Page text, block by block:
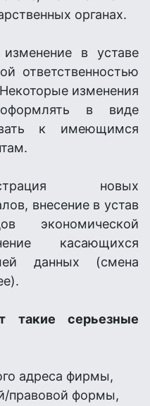
органах.
в уставе
ответственностью
изменения
в виде
к имеющимся
новых
внесение в устав
экономической
касающихся
данных (смена
такие серьезные
адреса фирмы,
правовой формы,